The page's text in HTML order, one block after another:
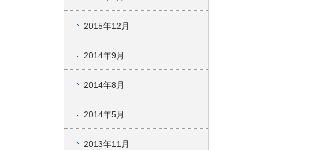
2015年12月
2014年9月
2014年8月
2014年5月
2013年11月